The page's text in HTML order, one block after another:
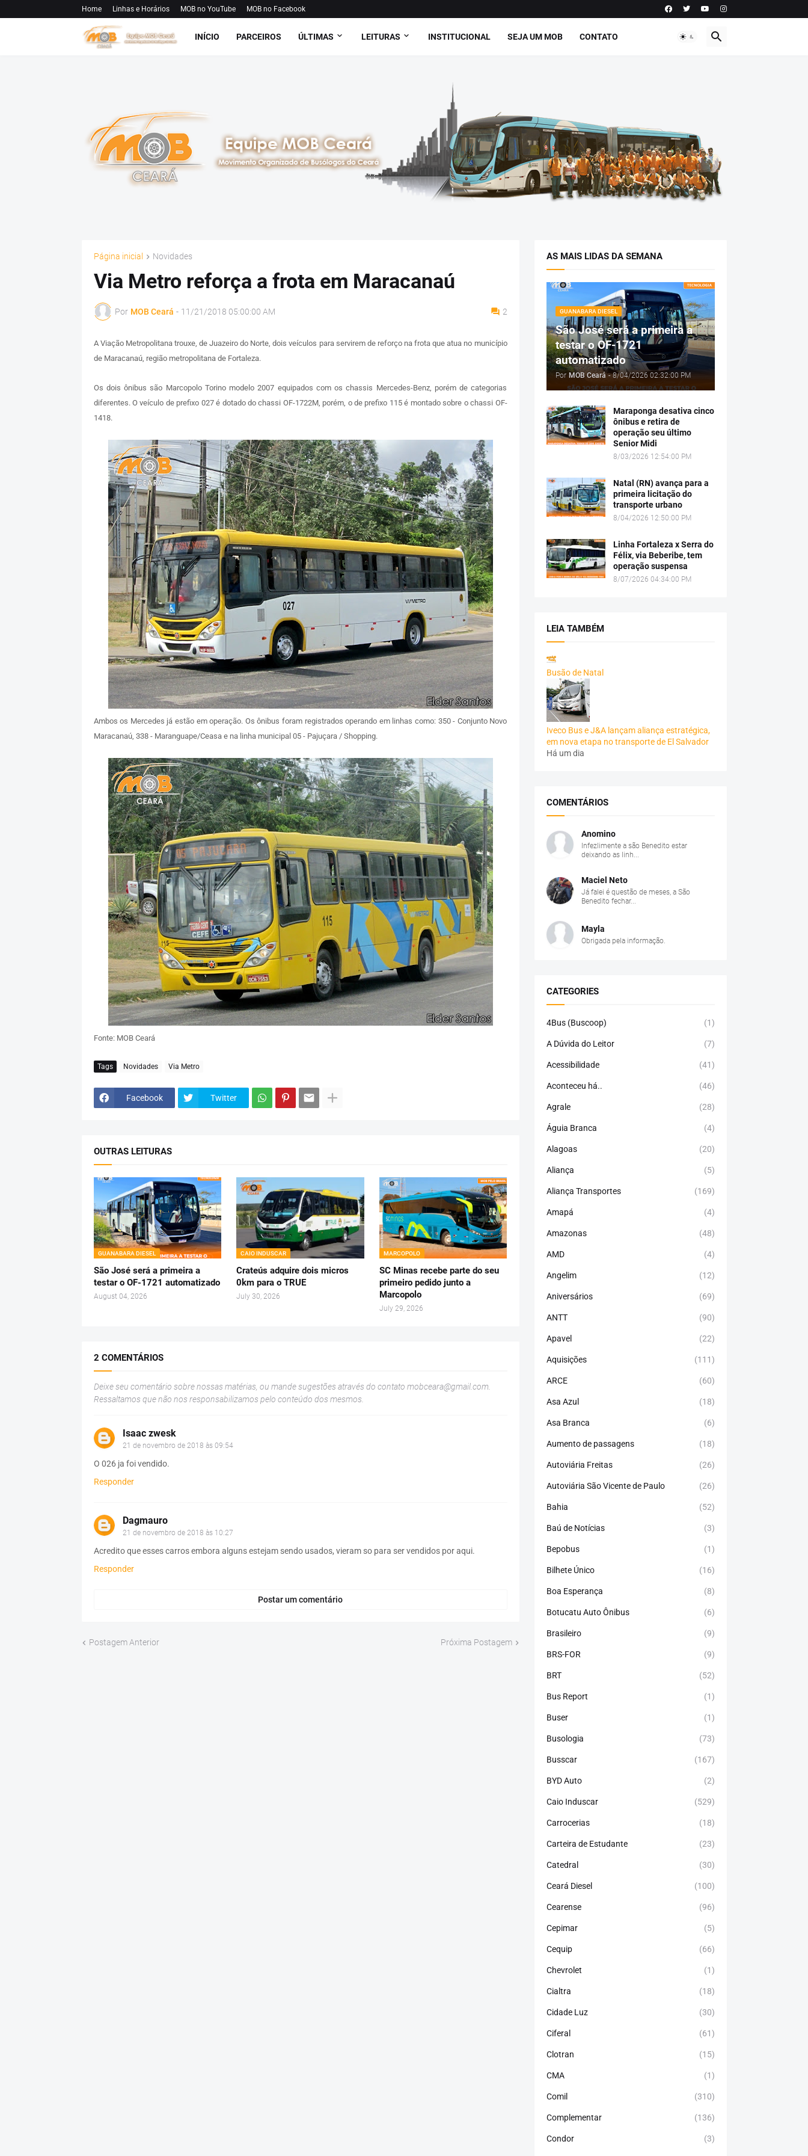
Home Linhas e Horários MOB no YouTube MOB no Facebook
INÍCIO PARCEIROS ÚLTIMAS LEITURAS INSTITUCIONAL SEJA UM MOB CONTATO
Página inicial Novidades
Via Metro reforça a frota em Maracanaú
Por MOB Ceará - 11/21/2018 05:00:00 AM 2
A Viação Metropolitana trouxe, de Juazeiro do Norte, dois veículos para servirem de reforço na frota que atua no município
de Maracanaú, região metropolitana de Fortaleza.
Os dois ônibus são Marcopolo Torino modelo 2007 equipados com os chassis Mercedes-Benz, porém de categorias
diferentes. O veículo de prefixo 027 é dotado do chassi OF-1722M, porém, o de prefixo 115 é montado sobre o chassi OF-
1418.
Ambos os Mercedes já estão em operação. Os ônibus foram registrados operando em linhas como: 350 - Conjunto Novo
Maracanaú, 338 - Maranguape/Ceasa e na linha municipal 05 - Pajuçara / Shopping.
Fonte: MOB Ceará
Tags Novidades Via Metro
Facebook Twitter
OUTRAS LEITURAS
GUANABARA DIESEL
São José será a primeira a
testar o OF-1721 automatizado
August 04, 2026
CAIO INDUSCAR
Crateús adquire dois micros
0km para o TRUE
July 30, 2026
MARCOPOLO
SC Minas recebe parte do seu
primeiro pedido junto a
Marcopolo
July 29, 2026
2 COMENTÁRIOS
Deixe seu comentário sobre nossas matérias, ou mande sugestões através do contato mobceara@gmail.com.
Ressaltamos que não nos responsabilizamos pelo conteúdo dos mesmos.
Isaac zwesk
21 de novembro de 2018 às 09:54
O 026 ja foi vendido.
Responder
Dagmauro
21 de novembro de 2018 às 10:27
Acredito que esses carros embora alguns estejam sendo usados, vieram so para ser vendidos por aqui.
Responder
Postar um comentário
Postagem Anterior Próxima Postagem
AS MAIS LIDAS DA SEMANA
GUANABARA DIESEL
São José será a primeira a
testar o OF-1721
automatizado
Por MOB Ceará - 8/04/2026 02:32:00 PM
Maraponga desativa cinco
ônibus e retira de
operação seu último
Senior Midi
8/03/2026 12:54:00 PM
Natal (RN) avança para a
primeira licitação do
transporte urbano
8/04/2026 12:50:00 PM
Linha Fortaleza x Serra do
Félix, via Beberibe, tem
operação suspensa
8/07/2026 04:34:00 PM
LEIA TAMBÉM
Busão de Natal
Iveco Bus e J&A lançam aliança estratégica,
em nova etapa no transporte de El Salvador
Há um dia
COMENTÁRIOS
Anomino
Infezlimente a são Benedito estar
deixando as linh...
Maciel Neto
Já falei é questão de meses, a São
Benedito fechar...
Mayla
Obrigada pela informação.
CATEGORIES
4Bus (Buscoop) (1)
A Dúvida do Leitor (7)
Acessibilidade (41)
Aconteceu há.. (46)
Agrale (28)
Águia Branca (4)
Alagoas (20)
Aliança (5)
Aliança Transportes (169)
Amapá (4)
Amazonas (48)
AMD (4)
Angelim (12)
Aniversários (69)
ANTT (90)
Apavel (22)
Aquisições (111)
ARCE (60)
Asa Azul (18)
Asa Branca (6)
Aumento de passagens (18)
Autoviária Freitas (26)
Autoviária São Vicente de Paulo (26)
Bahia (52)
Baú de Notícias (3)
Bepobus (1)
Bilhete Único (16)
Boa Esperança (8)
Botucatu Auto Ônibus (6)
Brasileiro (9)
BRS-FOR (9)
BRT (52)
Bus Report (1)
Buser (1)
Busologia (73)
Busscar (167)
BYD Auto (2)
Caio Induscar (529)
Carrocerias (18)
Carteira de Estudante (23)
Catedral (30)
Ceará Diesel (100)
Cearense (96)
Cepimar (5)
Cequip (66)
Chevrolet (1)
Cialtra (18)
Cidade Luz (30)
Ciferal (61)
Clotran (15)
CMA (1)
Comil (310)
Complementar (136)
Condor (3)